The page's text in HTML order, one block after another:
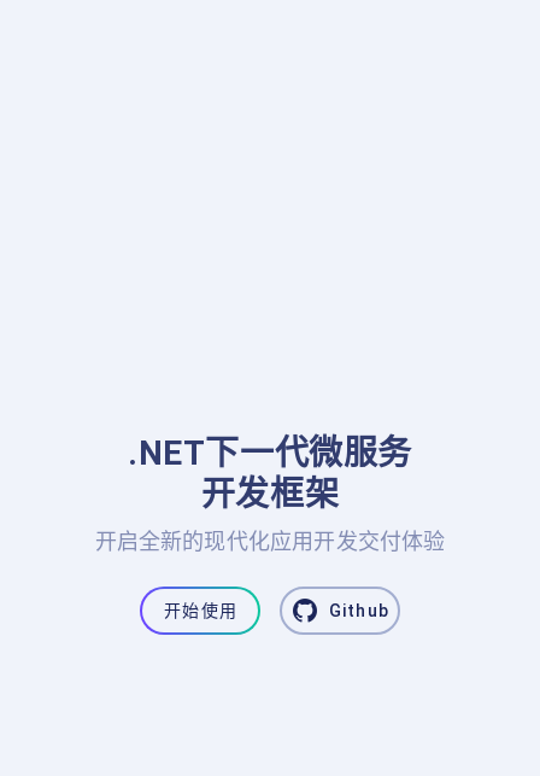
.NET下一代微服务
开发框架
开启全新的现代化应用开发交付体验
开始使用 Github